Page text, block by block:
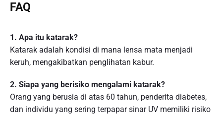
FAQ
1. Apa itu katarak?
Katarak adalah kondisi di mana lensa mata menjadi
keruh, mengakibatkan penglihatan kabur.
2. Siapa yang berisiko mengalami katarak?
Orang yang berusia di atas 60 tahun, penderita diabetes,
dan individu yang sering terpapar sinar UV memiliki risiko